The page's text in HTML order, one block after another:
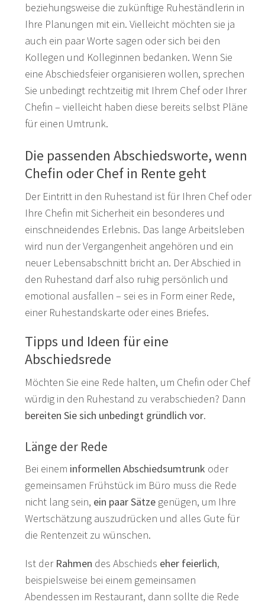
beziehungsweise die zukünftige Ruheständlerin in
Ihre Planungen mit ein. Vielleicht möchten sie ja
auch ein paar Worte sagen oder sich bei den
Kollegen und Kolleginnen bedanken. Wenn Sie
eine Abschiedsfeier organisieren wollen, sprechen
Sie unbedingt rechtzeitig mit Ihrem Chef oder Ihrer
Chefin – vielleicht haben diese bereits selbst Pläne
für einen Umtrunk.
Die passenden Abschiedsworte, wenn
Chefin oder Chef in Rente geht
Der Eintritt in den Ruhestand ist für Ihren Chef oder
Ihre Chefin mit Sicherheit ein besonderes und
einschneidendes Erlebnis. Das lange Arbeitsleben
wird nun der Vergangenheit angehören und ein
neuer Lebensabschnitt bricht an. Der Abschied in
den Ruhestand darf also ruhig persönlich und
emotional ausfallen – sei es in Form einer Rede,
einer Ruhestandskarte oder eines Briefes.
Tipps und Ideen für eine
Abschiedsrede
Möchten Sie eine Rede halten, um Chefin oder Chef
würdig in den Ruhestand zu verabschieden? Dann
bereiten Sie sich unbedingt gründlich vor.
Länge der Rede
Bei einem informellen Abschiedsumtrunk oder
gemeinsamen Frühstück im Büro muss die Rede
nicht lang sein, ein paar Sätze genügen, um Ihre
Wertschätzung auszudrücken und alles Gute für
die Rentenzeit zu wünschen.
Ist der Rahmen des Abschieds eher feierlich,
beispielsweise bei einem gemeinsamen
Abendessen im Restaurant, dann sollte die Rede